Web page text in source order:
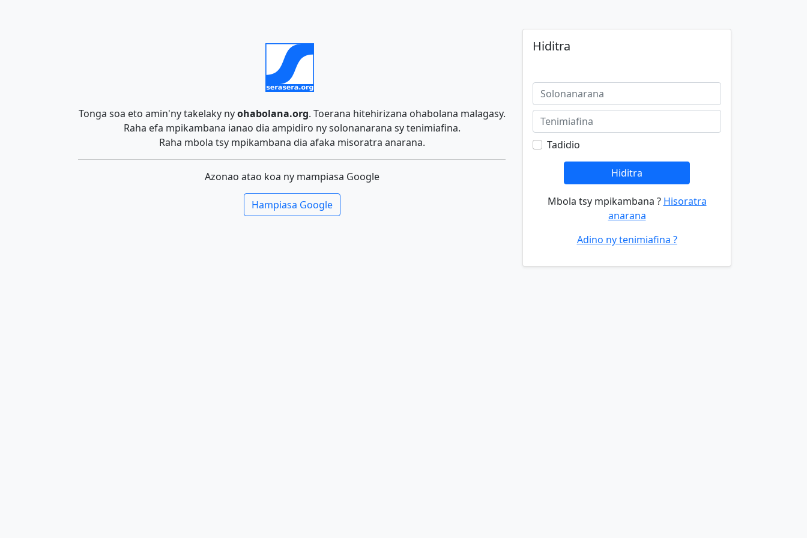
Tonga soa eto amin'ny takelaky nyohabolana.org. Toerana hitehirizana ohabolana malagasy.
Raha efa mpikambana ianao dia ampidiro ny solonanarana sy tenimiafina.
Raha mbola tsy mpikambana dia afaka misoratra anarana.
Azonao atao koa ny mampiasa Google
Hampiasa Google
Hiditra
Tadidio
Hiditra
Mbola tsy mpikambana ? Hisoratra
anarana
Adino ny tenimiafina ?